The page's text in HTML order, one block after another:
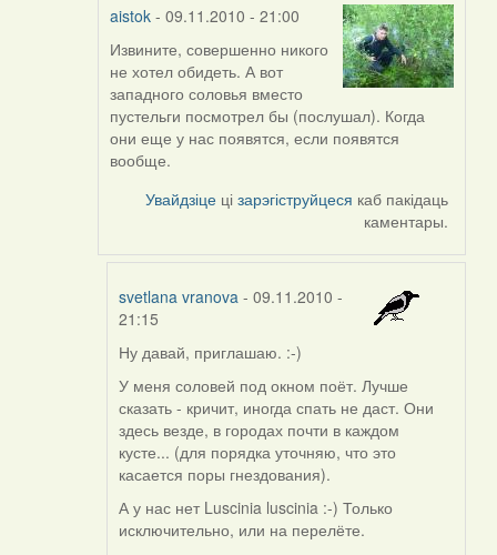
aistok- 09.11.2010 - 21:00
In
reply
to
by
Harrier
Извините, совершенно никого
не хотел обидеть. А вот
западного соловья вместо
пустельги посмотрел бы (послушал). Когда
они еще у нас появятся, если появятся
вообще.
Увайдзіце цізарэгіструйцеся каб пакідаць
каментары.
svetlana vranova - 09.11.2010 -
21:15
In
reply
to
by
aistok
Ну давай, приглашаю. :-)
У меня соловей под окном поёт. Лучше
сказать - кричит, иногда спать не даст. Они
здесь везде, в городах почти в каждом
кусте... (для порядка уточняю, что это
касается поры гнездования).
А у нас нет Luscinia luscinia :-) Только
исключительно, или на перелёте.